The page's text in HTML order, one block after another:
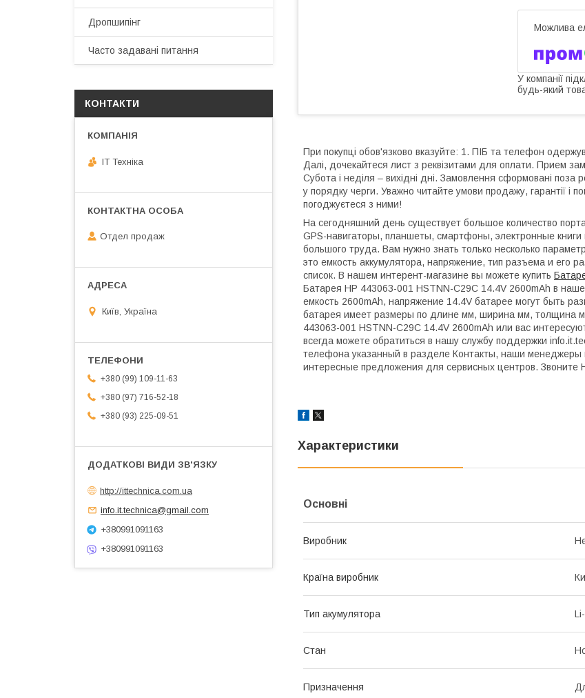
У компанії
будь-який
При покупці обов'язково вказуйте: 1. ПІБ та телефон
Далі, дочекайтеся лист з реквізитами для оплати. Прием
Субота і неділя – вихідні дні. Замовлення сформовані
у порядку черги. Уважно читайте умови продажу, гарантії і
погоджуєтеся з ними!
На сегодняшний день существует большое количество
GPS-навигаторы, планшеты, смартфоны, электронные
большого труда. Вам нужно знать только несколько
это емкость аккумулятора, напряжение, тип разъема и его
список. В нашем интерент-магазине вы можете купить
Батарея HP 443063-001 HSTNN-C29C 14.4V 2600mAh в
емкость 2600mAh, напряжение 14.4V батарее могут быть
батарея имеет размеры по длине мм, ширина мм, толщина
443063-001 HSTNN-C29C 14.4V 2600mAh или вас
всегда можете обратиться в нашу службу поддержки
телефона указанный в разделе Контакты, наши
интересные предложения для сервисных центров. Звоните
Характеристики
Основні
Виробник
Країна виробник
Тип акумулятора
Стан
Призначення
Дропшипінг
Часто задавані питання
КОНТАКТИ
IT Техніка
Отдел продаж
Київ, Україна
+380 (99) 109-11-63
+380 (97) 716-52-18
+380 (93) 225-09-51
http://ittechnica.com.ua
info.it.technica@gmail.com
+380991091163
+380991091163